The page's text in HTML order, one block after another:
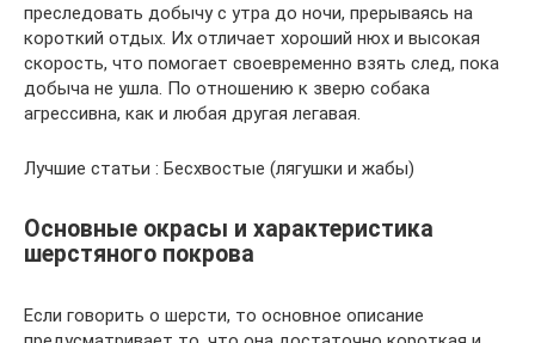
преследовать добычу с утра до ночи, прерываясь на
короткий отдых. Их отличает хороший нюх и высокая
скорость, что помогает своевременно взять след, пока
добыча не ушла. По отношению к зверю собака
агрессивна, как и любая другая легавая.
Лучшие статьи : Бесхвостые (лягушки и жабы)
Основные окрасы и характеристика
шерстяного покрова
Если говорить о шерсти, то основное описание